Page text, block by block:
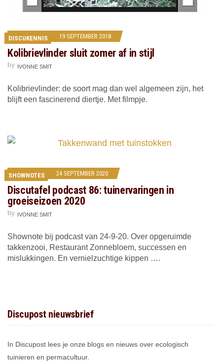
DISCUKENNIS 19 SEPTEMBER 2018
Kolibrievlinder sluit zomer af in stijl
by IVONNE SMIT
Kolibrievlinder: de soort mag dan wel algemeen zijn, het
blijft een fascinerend diertje. Met filmpje.
SHOWNOTES 24 SEPTEMBER 2020
Discutafel podcast 86: tuinervaringen in
groeiseizoen 2020
by IVONNE SMIT
Shownote bij podcast van 24-9-20. Over opgeruimde
takkenzooi, Restaurant Zonnebloem, successen en
mislukkingen. En vernielzuchtige kippen ….
Discupost nieuwsbrief
In Discupost lees je onze blogs en nieuws over ecologisch
tuinieren en permacultuur.